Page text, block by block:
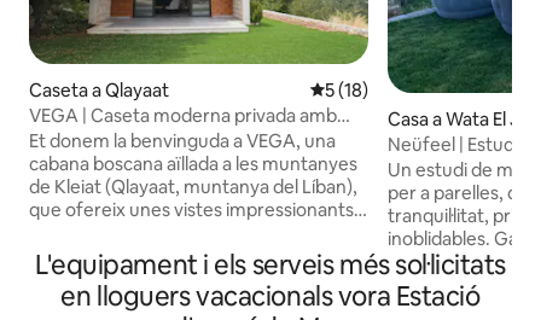
Caseta a Qlayaat 5 de puntuació mitjana
5 (18)
VEGA | Caseta moderna privada amb
vistes panoràmiques
Et donem la benvinguda a VEGA, una
cabana boscana aïllada a les muntanyes
de Kleiat (Qlayaat, muntanya del Líban),
que ofereix unes vistes impressionants i
cura per a matins tranquils i nits
acollidores, Vega està a només 3 minuts
del carrer principal de Kleiat, a 25 minuts
Casa a Wata El
Neüfeel | Estudi
vistes
Un estudi de
per a parelles,
tranquil·litat,
inoblidables.
elegant i d'un
amb piscina,
amb pèrgola,
L'equipament i els serveis més sol·licitats
en lloguers vacacionals vora Estació